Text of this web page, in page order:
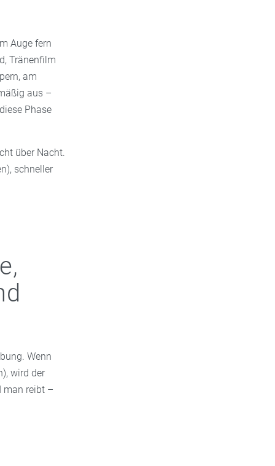
Auge fern
Tränenfilm
am
aus –
Phase
über Nacht.
schneller
Wenn
wird der
man reibt –